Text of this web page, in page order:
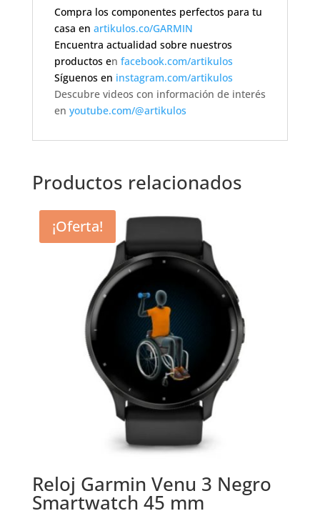
Compra los componentes perfectos para tu
casa en artikulos.co/GARMIN
Encuentra actualidad sobre nuestros
productos en facebook.com/artikulos
Síguenos en instagram.com/artikulos
Descubre videos con información de interés
en youtube.com/@artikulos
Productos relacionados
¡Oferta!
Reloj Garmin Venu 3 Negro
Smartwatch 45 mm